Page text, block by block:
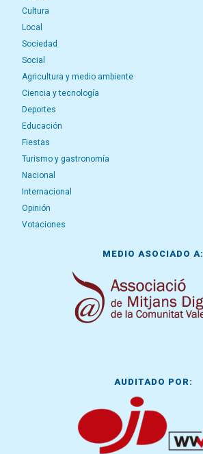
Cultura
Local
Sociedad
Social
Agricultura y medio ambiente
Ciencia y tecnología
Deportes
Educación
Fiestas
Turismo y gastronomía
Nacional
Internacional
Opinión
Votaciones
MEDIO ASOCIADO A:
AUDITADO POR: